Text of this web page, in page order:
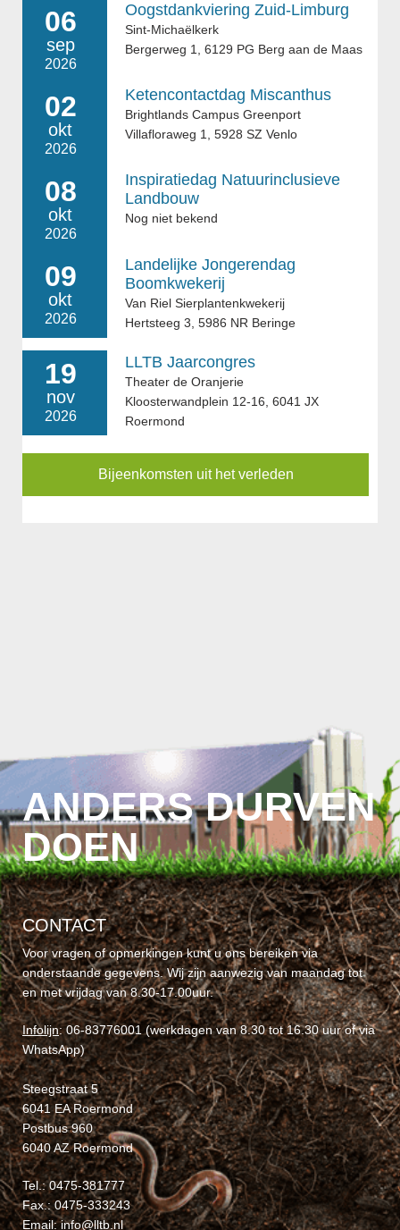
06
sep
2026
Oogstdankviering Zuid-Limburg
Sint-Michaëlkerk
Bergerweg 1, 6129 PG Berg aan de Maas
02
okt
2026
Ketencontactdag Miscanthus
Brightlands Campus Greenport
Villafloraweg 1, 5928 SZ Venlo
08
okt
2026
Inspiratiedag Natuurinclusieve
Landbouw
Nog niet bekend
09
okt
2026
Landelijke Jongerendag
Boomkwekerij
Van Riel Sierplantenkwekerij
Hertsteeg 3, 5986 NR Beringe
19
nov
2026
LLTB Jaarcongres
Theater de Oranjerie
Kloosterwandplein 12-16, 6041 JX
Roermond
Bijeenkomsten uit het verleden
ANDERS DURVEN
DOEN
CONTACT
Voor vragen of opmerkingen kunt u ons bereiken via
onderstaande gegevens. Wij zijn aanwezig van maandag tot
en met vrijdag van 8.30-17.00uur.
Infolijn: 06-83776001 (werkdagen van 8.30 tot 16.30 uur of via
WhatsApp)
Steegstraat 5
6041 EA Roermond
Postbus 960
6040 AZ Roermond
Tel.: 0475-381777
Fax.: 0475-333243
Email:info@lltb.nl